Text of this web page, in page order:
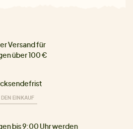
Versand für
über 100 €
EINKAUF
bis 9:00 Uhr werden